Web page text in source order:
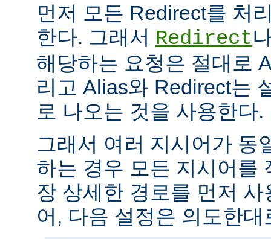
먼저 모든 Redirect를 처
한다. 그래서 Redirect
해당하는 요청은 절대로
리고 Alias와 Redirect는
로 나오는 것을 사용한다.
그래서 여러 지시어가 동
하는 경우 모든 지시어를
장 상세한 경로를 먼저
어, 다음 설정은 의도한